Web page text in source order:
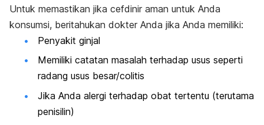
Untuk memastikan jika cefdinir aman untuk Anda
konsumsi, beritahukan dokter Anda jika Anda memiliki:
Penyakit ginjal
Memiliki catatan masalah terhadap usus seperti
radang usus besar/colitis
Jika Anda alergi terhadap obat tertentu (terutama
penisilin)